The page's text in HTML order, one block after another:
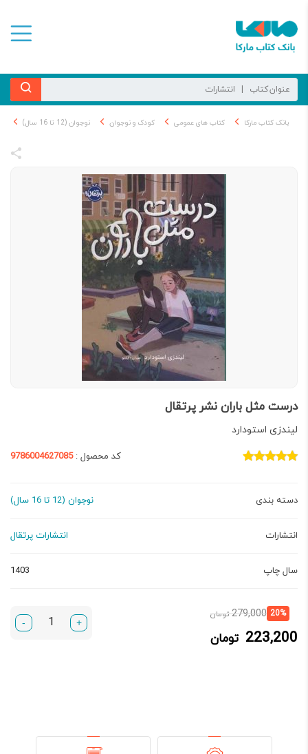
بانک کتاب مارکا کتاب های عمومی کودک و نوجوان نوجوان (12 تا 16 سال)
درست مثل باران نشر پرتقال
لیندزی استودارد
کد محصول :9786004627085
دسته بندی نوجوان (12 تا 16 سال)
انتشارات انتشارات پرتقال
سال چاپ 1403
20%
279,000 تومانقیمت
223,200 تومان
قیمت
223,200 تومان.
+
-